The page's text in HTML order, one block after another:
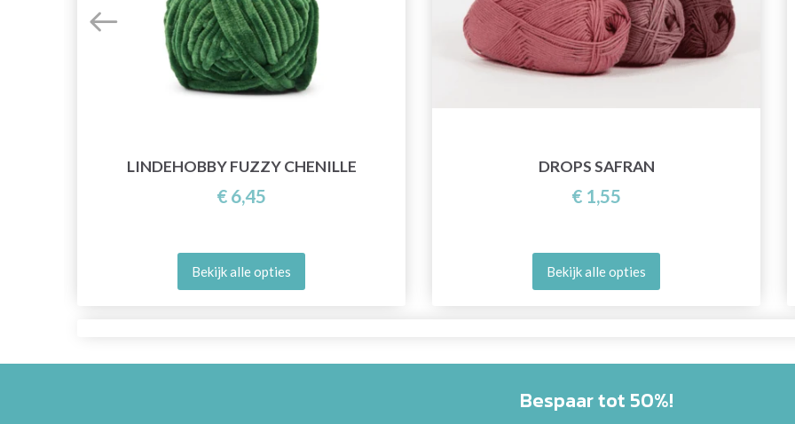
LINDEHOBBY FUZZY CHENILLE
€ 6,45
Bekijk alle opties
DROPS SAFRAN
€ 1,55
Bekijk alle opties
Bespaar tot 50%!